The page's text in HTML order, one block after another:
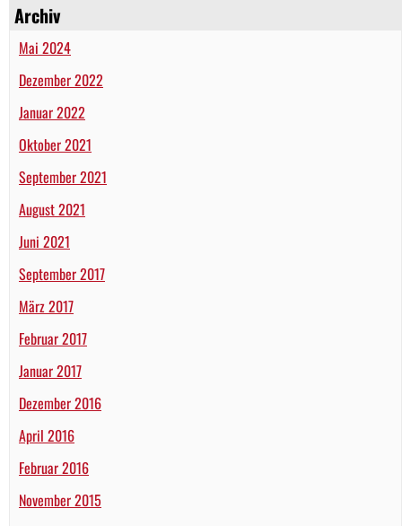
Archiv
Mai 2024
Dezember 2022
Januar 2022
Oktober 2021
September 2021
August 2021
Juni 2021
September 2017
März 2017
Februar 2017
Januar 2017
Dezember 2016
April 2016
Februar 2016
November 2015